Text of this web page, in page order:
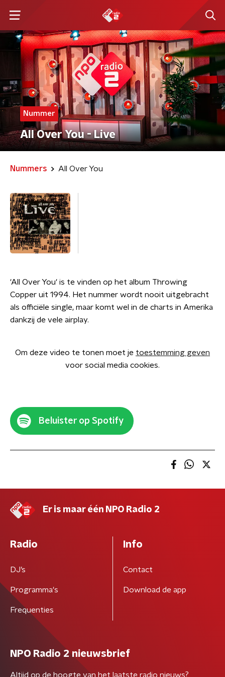
Nummer
All Over You - Live
Nummers All Over You
'All Over You' is te vinden op het album Throwing
Copper uit 1994. Het nummer wordt nooit uitgebracht
als officiële single, maar komt wel in de charts in Amerika
dankzij de vele airplay.
Om deze video te tonen moet je toestemming geven
voor social media cookies.
Beluister op Spotify
Er is maar één NPO Radio 2
Radio
DJ’s
Programma's
Frequenties
Info
Contact
Download de app
NPO Radio 2 nieuwsbrief
Altijd op de hoogte van het laatste radio nieuws?